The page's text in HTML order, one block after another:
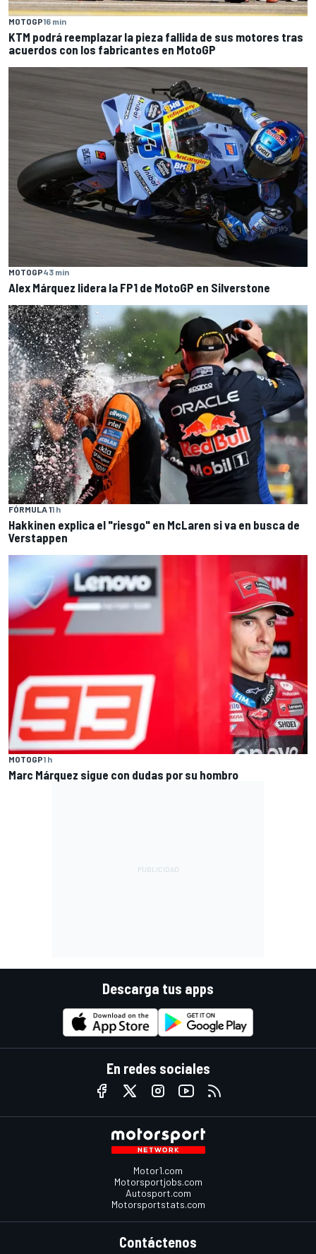
MOTOGP16 min
KTM podrá reemplazar la pieza fallida de sus motores tras
acuerdos con los fabricantes en MotoGP
MOTOGP43 min
Alex Márquez lidera la FP1 de MotoGP en Silverstone
FÓRMULA 11 h
Hakkinen explica el "riesgo" en McLaren si va en busca de
Verstappen
MOTOGP1 h
Marc Márquez sigue con dudas por su hombro
Descarga tus apps
En redes sociales
Motor1.com
Motorsportjobs.com
Autosport.com
Motorsportstats.com
Contáctenos